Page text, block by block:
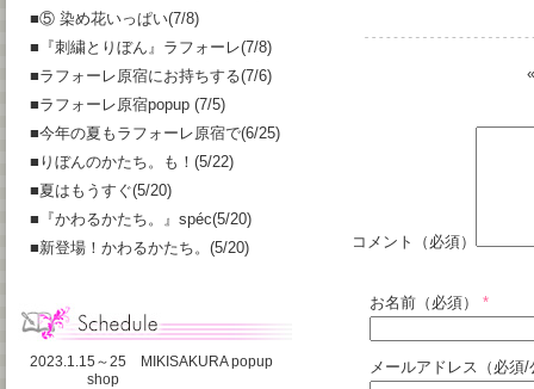
コメント（必須）
お名前（必須） *
メールアドレス（必須
■⑤ 染め花いっぱい(7/8)
■ 『刺繍とりぼん』ラフォーレ(7/8)
■ラフォーレ原宿にお持ちする(7/6)
■ラフォーレ原宿popup (7/5)
■今年の夏もラフォーレ原宿で(6/25)
■ りぼんのかたち。も！(5/22)
■夏はもうすぐ(5/20)
■ 『かわるかたち。』spéc(5/20)
■新登場！かわるかたち。(5/20)
2023.1.15～25 MIKISAKURA popup
shop